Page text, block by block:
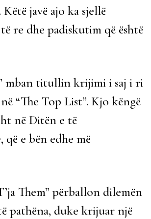
javë ajo ka sjellë
re dhe padiskutim që është
mban titullin krijimi i saj i ri
“The Top List”. Kjo këngë
në Ditën e të
që e bën edhe më
Them” përballon dilemën
pathëna, duke krijuar një